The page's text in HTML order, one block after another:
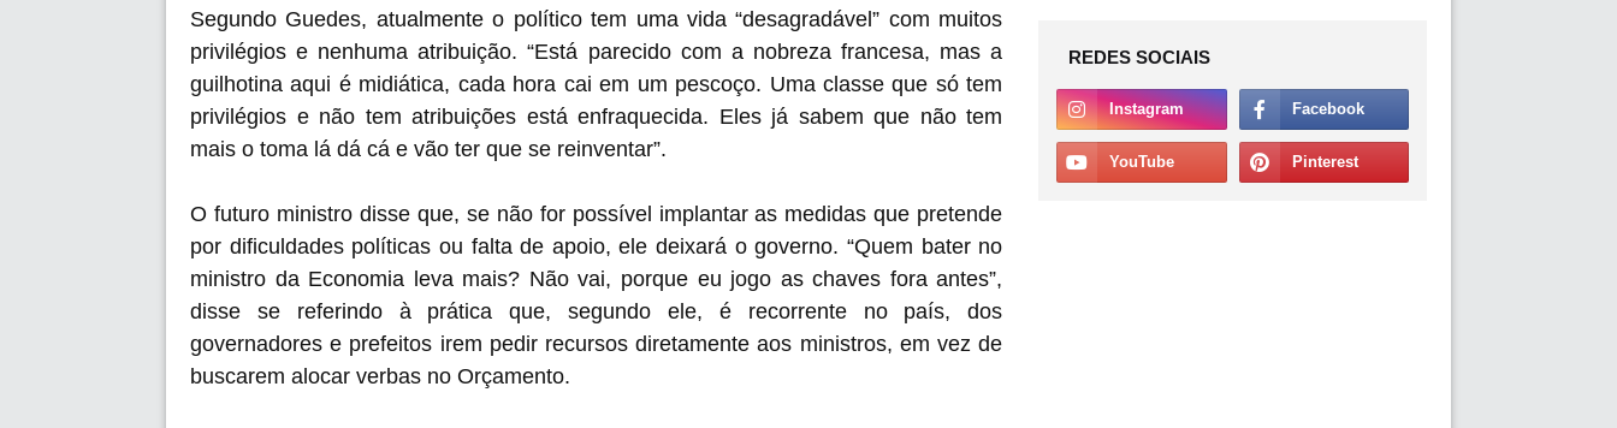
Segundo Guedes, atualmente o político tem uma vida “desagradável” com muitos
privilégios e nenhuma atribuição. “Está parecido com a nobreza francesa, mas a
guilhotina aqui é midiática, cada hora cai em um pescoço. Uma classe que só tem
privilégios e não tem atribuições está enfraquecida. Eles já sabem que não tem
mais o toma lá dá cá e vão ter que se reinventar”.
O futuro ministro disse que, se não for possível implantar as medidas que pretende
por dificuldades políticas ou falta de apoio, ele deixará o governo. “Quem bater no
ministro da Economia leva mais? Não vai, porque eu jogo as chaves fora antes”,
disse se referindo à prática que, segundo ele, é recorrente no país, dos
governadores e prefeitos irem pedir recursos diretamente aos ministros, em vez de
buscarem alocar verbas no Orçamento.
REDES SOCIAIS